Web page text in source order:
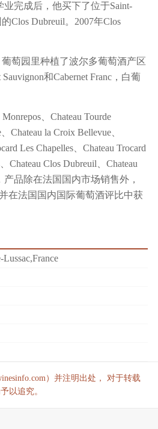
业完成后，他买下了位于Saint-
Clos Dubreuil。2007年Clos
葡萄园里种植了波尔多葡萄酒产区
和Cabernet Franc，白葡
、Chateau Tourde
Chateau la Croix Bellevue、
Les Chapelles、Chateau Trocard
Chateau Clos Dubreuil、Chateau
产品除在法国国内市场销售外，
在法国国内国际葡萄酒评比中获
Lussac,France
）并注明出处， 对于转载
以追究。